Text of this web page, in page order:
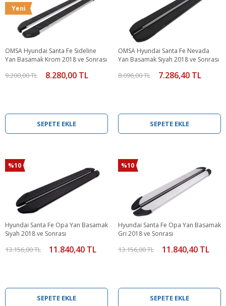
Yeni
OMSA Hyundai Santa Fe Sideline
Yan Basamak Krom 2018 ve Sonrası
9.200,00 TL 8.280,00 TL
SEPETE EKLE
OMSA Hyundai Santa Fe Nevada
Yan Basamak Siyah 2018 ve Sonrası
8.096,00 TL 7.286,40 TL
SEPETE EKLE
%10
Hyundai Santa Fe Opa Yan Basamak
Siyah 2018 ve Sonrası
13.156,00 TL 11.840,40 TL
SEPETE EKLE
%10
Hyundai Santa Fe Opa Yan Basamak
Gri 2018 ve Sonrası
13.156,00 TL 11.840,40 TL
SEPETE EKLE